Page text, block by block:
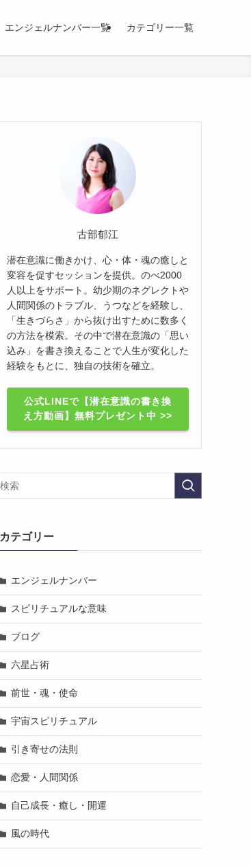
エンジェルナンバー一覧 カテゴリー一覧
古部郁江
潜在意識に働きかけ、心・体・魂の癒しと
変容を促すセッションを提供。のべ2000
人以上をサポート。幼少期のネグレクトや
人間関係のトラブル、うつなどを経験し、
「生きづらさ」から抜け出すために数多く
の方法を模索。その中で潜在意識の「思い
込み」を書き換えることで人生が変化した
経験をもとに、独自の技術を確立。
公式LINEで【潜在意識の書き換
え方動画】無料プレゼント中 >>
カテゴリー
エンジェルナンバー
スピリチュアルな意味
ブログ
六星占術
前世・魂・使命
宇宙スピリチュアル
引き寄せの法則
恋愛・人間関係
自己成長・癒し・開運
風の時代